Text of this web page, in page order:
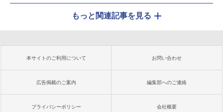
もっと関連記事を見る
本サイトのご利用について お問い合わせ
広告掲載のご案内 編集部へのご連絡
プライバシーポリシー 会社概要